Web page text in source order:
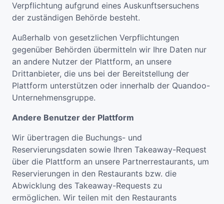
Verpflichtung aufgrund eines Auskunftsersuchens
der zuständigen Behörde besteht.
Außerhalb von gesetzlichen Verpflichtungen
gegenüber Behörden übermitteln wir Ihre Daten nur
an andere Nutzer der Plattform, an unsere
Drittanbieter, die uns bei der Bereitstellung der
Plattform unterstützen oder innerhalb der Quandoo-
Unternehmensgruppe.
Andere Benutzer der Plattform
Wir übertragen die Buchungs- und
Reservierungsdaten sowie Ihren Takeaway-Request
über die Plattform an unsere Partnerrestaurants, um
Reservierungen in den Restaurants bzw. die
Abwicklung des Takeaway-Requests zu
ermöglichen. Wir teilen mit den Restaurants